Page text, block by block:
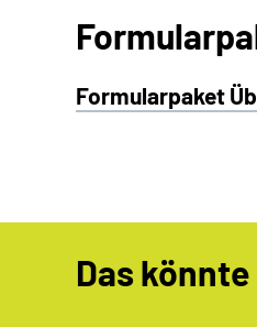
Formularpaket
Das